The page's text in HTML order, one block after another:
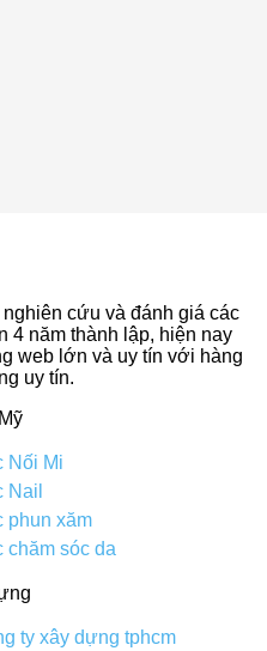
cứu và đánh giá các
4 năm thành lập, hiện nay
web lớn và uy tín với hàng
uy tín.
Nối Mi
Nail
phun xăm
chăm sóc da
ty xây dựng tphcm